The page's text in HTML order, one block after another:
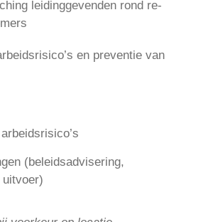
leidinggevenden rond re-
en preventie van
(beleidsadvisering,
uitvoer)